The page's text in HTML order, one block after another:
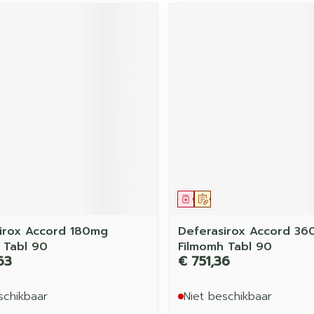
Accord 180mg
Tabl 90
Op voorschrift
Geneesmiddel
Deferasirox Accord
Filmomh Tabl 90
€ 751,36
Niet beschikbaar